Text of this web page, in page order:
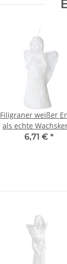
Filigraner weißer
als echte
6,71 € *